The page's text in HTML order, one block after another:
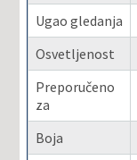
Ugao gledanja
Osvetljenost
Preporučeno
za
Boja